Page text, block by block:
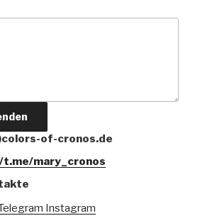
of-cronos.de
mary_cronos
Instagram